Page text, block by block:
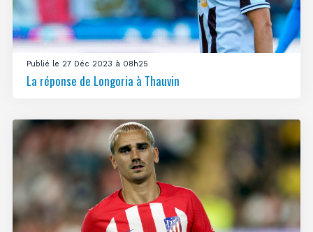
Publié le 27 Déc 2023 à 08h25
La réponse de Longoria à Thauvin